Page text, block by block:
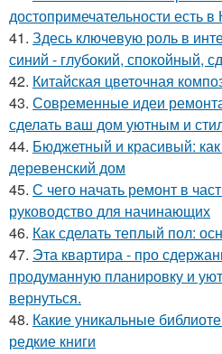
достопримечательности есть в
41. Здесь ключевую роль в
синий - глубокий, спокойный,
42. Китайская цветочная
43. Современные идеи
сделать ваш дом уютным и
44. Бюджетный и красивый:
деревенский дом
45. С чего начать ремонт в
руководство для начинающих
46. Как сделать теплый пол:
47. Эта квартира - про
продуманную планировку и
вернуться.
48. Какие уникальные
редкие книги